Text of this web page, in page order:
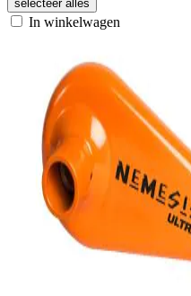
selecteer alles
In winkelwagen